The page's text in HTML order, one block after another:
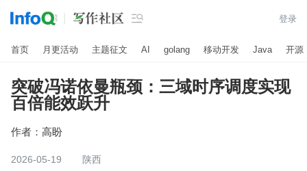
 登录
首页 月更活动 主题征文 AI golang 移动开发 Java 开源
突破冯诺依曼瓶颈：三域时序调度实现
百倍能效跃升
作者： 高盼
2026-05-19
陕西